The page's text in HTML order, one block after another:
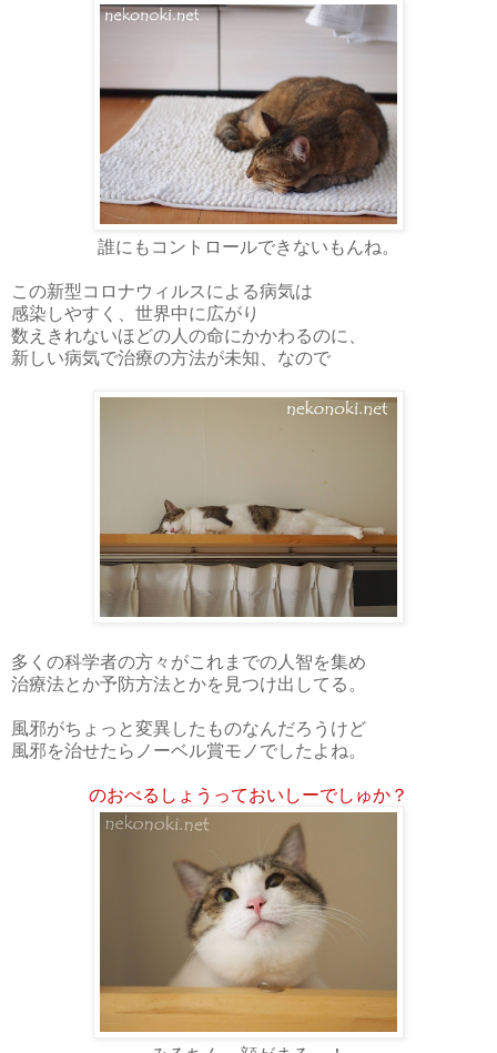
誰にもコントロールできないもんね。
この新型コロナウィルスによる病気は
感染しやすく、世界中に広がり
数えきれないほどの人の命にかかわるのに、
新しい病気で治療の方法が未知、なので
多くの科学者の方々がこれまでの人智を集め
治療法とか予防方法とかを見つけ出してる。
風邪がちょっと変異したものなんだろうけど
風邪を治せたらノーベル賞モノでしたよね。
のおべるしょうっておいしーでしゅか？